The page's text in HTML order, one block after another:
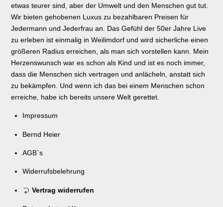
etwas teurer sind, aber der Umwelt und den Menschen gut tut.
Wir bieten gehobenen Luxus zu bezahlbaren Preisen für
Jedermann und Jederfrau an. Das Gefühl der 50er Jahre Live
zu erleben ist einmalig in Weilimdorf und wird sicherliche einen
größeren Radius erreichen, als man sich vorstellen kann. Mein
Herzenswunsch war es schon als Kind und ist es noch immer,
dass die Menschen sich vertragen und anlächeln, anstatt sich
zu bekämpfen. Und wenn ich das bei einem Menschen schon
erreiche, habe ich bereits unsere Welt gerettet.
Impressum
Bernd Heier
AGB`s
Widerrufsbelehrung
Vertrag widerrufen